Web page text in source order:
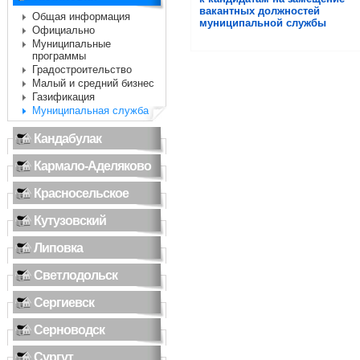
Общая информация
Официально
Муниципальные
программы
Градостроительство
Малый и средний бизнес
Газификация
Муниципальная служба
Кандабулак
Кармало-Аделяково
Красносельское
Кутузовский
Липовка
Светлодольск
Сергиевск
Серноводск
Сургут
вакантных должностей
муниципальной службы